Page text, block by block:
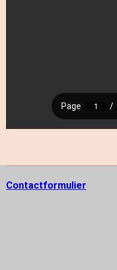
Contactformulier